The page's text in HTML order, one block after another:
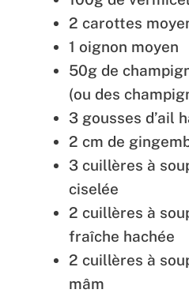
2 carottes
1 oignon moyen
50g de
(ou des
3 gousses d’ail
2 cm de
3 cuillères à
ciselée
2 cuillères à
fraîche hachée
2 cuillères à
mâm